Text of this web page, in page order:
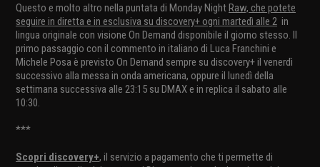
Questo e molto altro nella puntata di Monday NightRaw, che potete
seguire in diretta e in esclusiva su discovery+ ogni martedì alle 2 in
lingua originale con visione On Demand disponibile il giorno stesso. Il
primo passaggio con il commento in italiano di Luca Franchini e
Michele Posa è previsto On Demand sempre su discovery+ il venerdì
successivo alla messa in onda americana, oppure il lunedì della
settimana successiva alle 23:15 su DMAX e in replica il sabato alle
10:30.
***
Scopri discovery+, il servizio a pagamento che ti permette di